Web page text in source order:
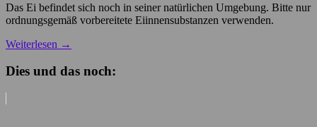
Das Ei befindet sich noch in seiner natürlichen Umgebung. Bitte nur
ordnungsgemäß vorbereitete Eiinnensubstanzen verwenden.
Weiterlesen →
Dies und das noch: